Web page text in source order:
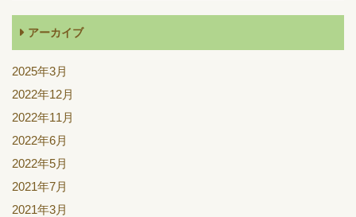
アーカイブ
2025年3月
2022年12月
2022年11月
2022年6月
2022年5月
2021年7月
2021年3月